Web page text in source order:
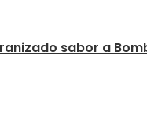
sabor a